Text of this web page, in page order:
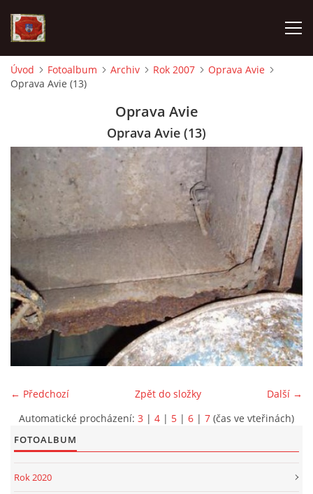
AKTUALITY
VÝJEZDOVÁ JEDNOTKA
KROUŽEK MLADÝCH HASIČŮ
OHLÁŠENÍ PÁLENÍ
KONTAKT
PROJEKT DOPRAVNÍ AUTOMOBIL
SH ČMS - Sbor dobrovolných hasičů Havlovice
542 32 Úpice
Úvod Fotoalbum Archiv Rok 2007
Oprava Avie
Oprava Avie (13)
Oprava Avie
Oprava Avie (13)
← Předchozí Další →
Zpět do složky
Automatické procházení: 3 | 4 | 5 | 6 | 7 (čas ve vteřinách)
FOTOALBUM
Rok 2020